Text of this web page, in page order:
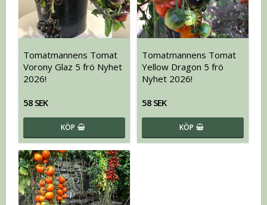
Tomatmannens Tomat
Vorony Glaz 5 frö Nyhet
2026!
58 SEK
KÖP
Tomatmannens Tomat
Yellow Dragon 5 frö
Nyhet 2026!
58 SEK
KÖP